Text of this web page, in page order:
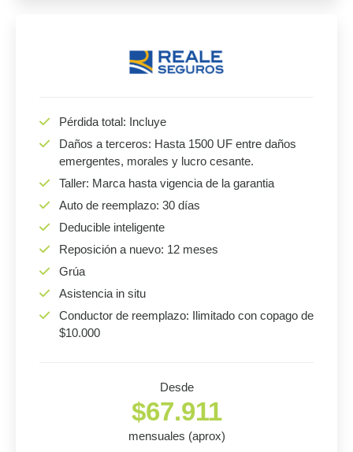
Pérdida total: Incluye
Daños a terceros: Hasta 1500 UF entre daños
emergentes, morales y lucro cesante.
Taller: Marca hasta vigencia de la garantia
Auto de reemplazo: 30 días
Deducible inteligente
Reposición a nuevo: 12 meses
Grúa
Asistencia in situ
Conductor de reemplazo: Ilimitado con copago de
$10.000
Desde
$67.911
mensuales (aprox)